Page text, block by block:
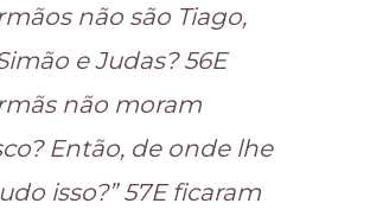
não são Tiago,
e Judas? 56E
não moram
Então, de onde lhe
isso?” 57E ficaram